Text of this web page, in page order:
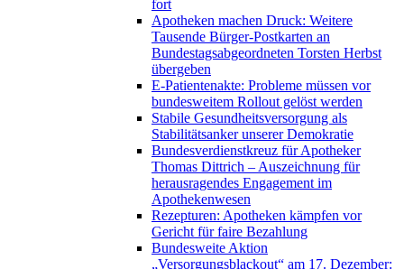
fort
Apotheken machen Druck: Weitere
Tausende Bürger-Postkarten an
Bundestagsabgeordneten Torsten Herbst
übergeben
E-Patientenakte: Probleme müssen vor
bundesweitem Rollout gelöst werden
Stabile Gesundheitsversorgung als
Stabilitätsanker unserer Demokratie
Bundesverdienstkreuz für Apotheker
Thomas Dittrich – Auszeichnung für
herausragendes Engagement im
Apothekenwesen
Rezepturen: Apotheken kämpfen vor
Gericht für faire Bezahlung
Bundesweite Aktion
„Versorgungsblackout“ am 17. Dezember: